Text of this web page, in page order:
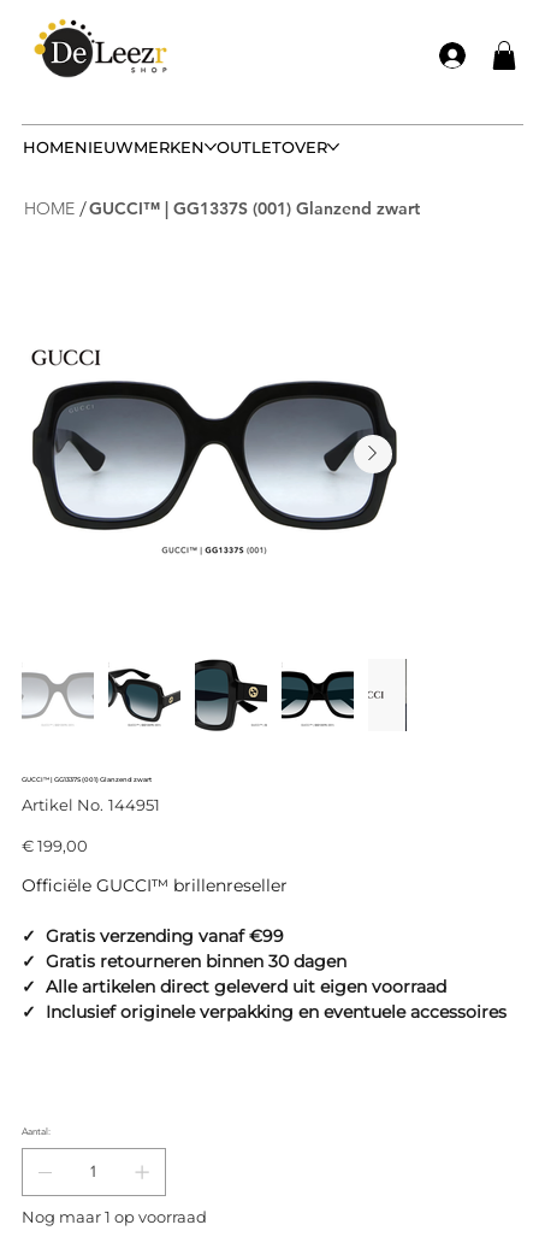
HOMENIEUWMERKEN OUTLETOVER
HOME /GUCCI™ | GG1337S (001) Glanzend zwart
GUCCI™ | GG1337S (001) Glanzend zwart
Artikel No. Productcode
144951
144951
Prijs
€ 199,00
Officiële GUCCI™ brillenreseller
✓ Gratis verzending vanaf €99
✓ Gratis retourneren binnen 30 dagen
✓ Alle artikelen direct geleverd uit eigen voorraad
✓ Inclusief originele verpakking en eventuele accessoires
Aantal:
Nog maar 1 op voorraad